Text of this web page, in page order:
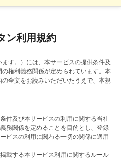
ン利用規約
す。）には、本サービスの提供条件及
権利義務関係が定められています。本
全文をお読みいただいたうえで、本規
件及び本サービスの利用に関する当社
務関係を定めることを目的とし、登録
ビスの利用に関わる一切の関係に適用
載する本サービス利用に関するルール